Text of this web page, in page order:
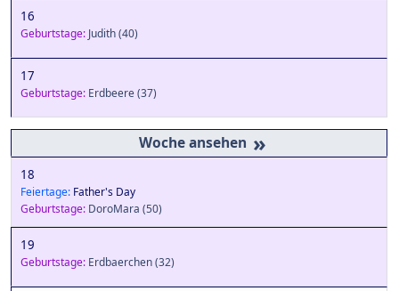
16
Geburtstage: Judith(40)
17
Geburtstage: Erdbeere(37)
»
18
Feiertage: Father's Day
Geburtstage: DoroMara (50)
19
Geburtstage: Erdbaerchen(32)